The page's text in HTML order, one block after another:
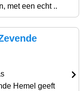
met een echt ..
Hemel geeft